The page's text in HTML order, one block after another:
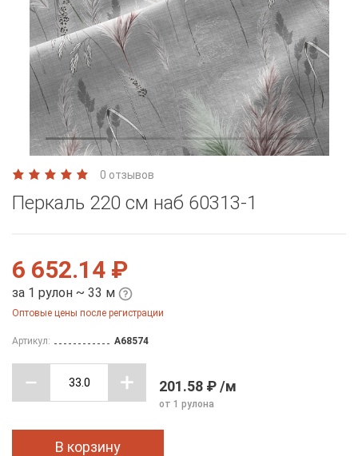
0 отзывов
Перкаль 220 см наб 60313-1
6 652.14 ₽
за 1 рулон ~ 33 м
Оптовые цены после регистрации
Артикул: A68574
201.58 ₽ /м
от 1 рулона
В корзину